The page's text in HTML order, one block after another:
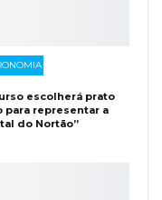
escolherá prato
para representar a
do Nortão”